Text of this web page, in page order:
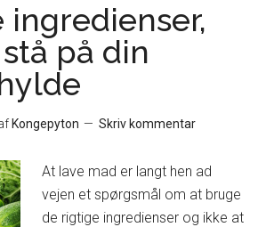
ingredienser,
på din
Kongepyton Skriv kommentar
At lave mad er langt hen ad
vejen et spørgsmål om at bruge
de rigtige ingredienser og ikke at